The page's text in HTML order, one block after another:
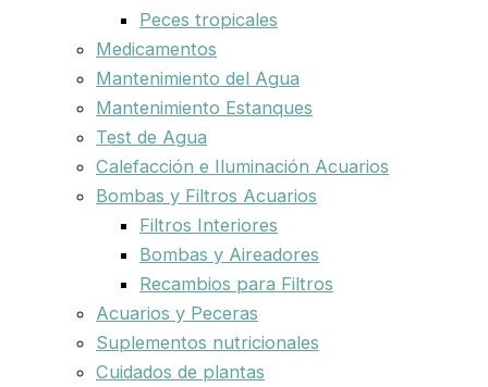
Peces tropicales
Medicamentos
Mantenimiento del Agua
Mantenimiento Estanques
Test de Agua
Calefacción e Iluminación Acuarios
Bombas y Filtros Acuarios
Filtros Interiores
Bombas y Aireadores
Recambios para Filtros
Acuarios y Peceras
Suplementos nutricionales
Cuidados de plantas